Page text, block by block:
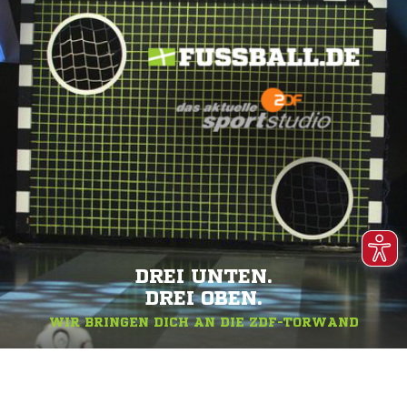
DREI UNTEN.
DREI OBEN.
WIR BRINGEN DICH AN DIE ZDF-TORWAND